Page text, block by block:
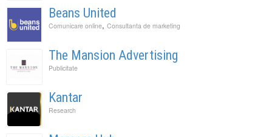
Beans United
Comunicare online, Consultanta de marketing
The Mansion Advertising
Publicitate
Kantar
Research